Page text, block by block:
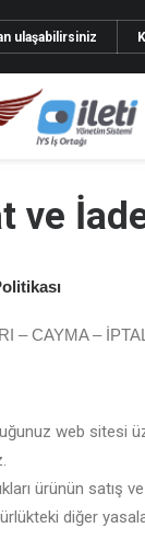
ulaşabilirsiniz
ve
– CAYMA –
web sitesi
ürünün
diğer